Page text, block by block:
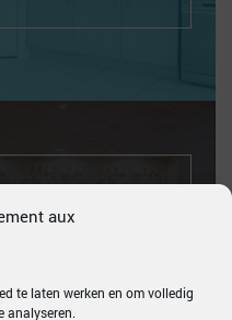
aux
te laten werken en om volledig
analyseren.